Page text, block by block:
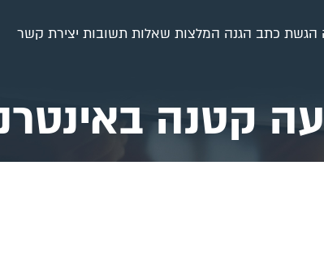
הגשת כתב הגנה המלצות שאלות תשובות יצירת קשר
קטנה